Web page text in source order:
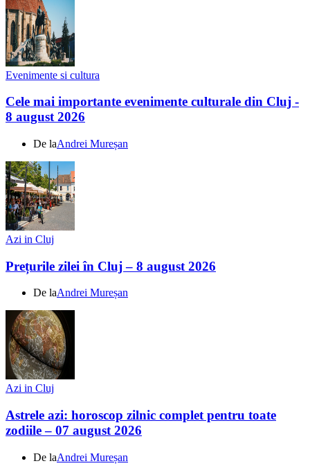
Evenimente si cultura
Cele mai importante evenimente culturale din Cluj -
8 august 2026
De laAndrei Mureșan
Azi in Cluj
Prețurile zilei în Cluj – 8 august 2026
De laAndrei Mureșan
Azi in Cluj
Astrele azi: horoscop zilnic complet pentru toate
zodiile – 07 august 2026
De laAndrei Mureșan